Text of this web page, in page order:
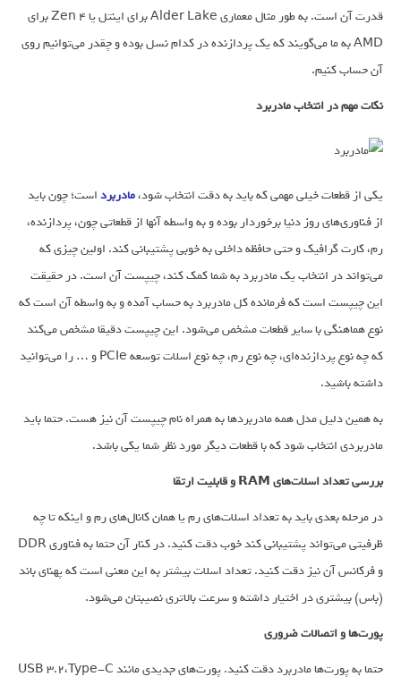
قدرت آن است. به طور مثال معماری Alder Lake برای اینتل یا Zen 4 برای
AMD به ما می‌گویند که یک پردازنده در کدام نسل بوده و چقدر می‌توانیم روی
آن حساب کنیم.
نکات مهم در انتخاب مادربرد
یکی از قطعات خیلی مهمی که باید به دقت انتخاب شود،‌مادربرداست؛ چون باید
از فناوری‌های روز دنیا برخوردار بوده و به واسطه آنها از قطعاتی چون،‌ پردازنده،‌
رم،‌ کارت گرافیک و حتی حافظه داخلی به خوبی پشتیبانی کند. اولین چیزی که
می‌تواند در انتخاب یک مادربرد به شما کمک کند،‌ چیپست آن است. در حقیقت
این چیپست است که فرمانده کل مادربرد به حساب آمده و به واسطه آن است که
نوع هماهنگی با سایر قطعات مشخص می‌شود. این چیپست دقیقا مشخص می‌کند
که چه نوع پردازنده‌ای، چه نوع رم،‌ چه نوع اسلات توسعه PCIe و … را می‌توانید
داشته باشید.
به همین دلیل مدل همه مادربردها به همراه نام چیپست آن نیز هست. حتما باید
مادربردی انتخاب شود که با قطعات دیگر مورد نظر شما یکی باشد.
بررسی تعداد اسلات‌های RAM و قابلیت ارتقا
در مرحله بعدی باید به تعداد اسلات‌های رم یا همان کانال‌های رم و اینکه تا چه
ظرفیتی می‌تواند پشتیبانی کند خوب دقت کنید. در کنار آن حتما به فناوری DDR
و فرکانس آن نیز دقت کنید. تعداد اسلات بیشتر به این معنی است که پهنای باند
(باس) بیشتری در اختیار داشته و سرعت بالاتری نصیبتان می‌شود.
پورت‌ها و اتصالات ضروری
حتما به پورت‌ها مادربرد دقت کنید. پورت‌های جدیدی مانند USB 3.2،Type-C